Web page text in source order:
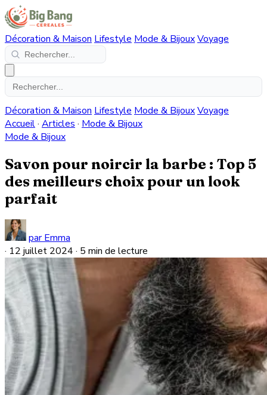
Décoration & Maison Lifestyle Mode & BijouxVoyage
Décoration & Maison Lifestyle Mode & BijouxVoyage
Accueil· Articles · Mode & Bijoux
Mode & Bijoux
Savon pour noircir la barbe : Top 5
des meilleurs choix pour un look
parfait
par Emma
· 12 juillet 2024 · 5 min de lecture